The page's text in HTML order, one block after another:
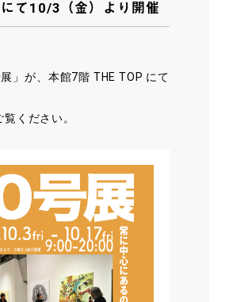
て10/3（金）より開催
」が、本館7階 THE TOP にて
ください。